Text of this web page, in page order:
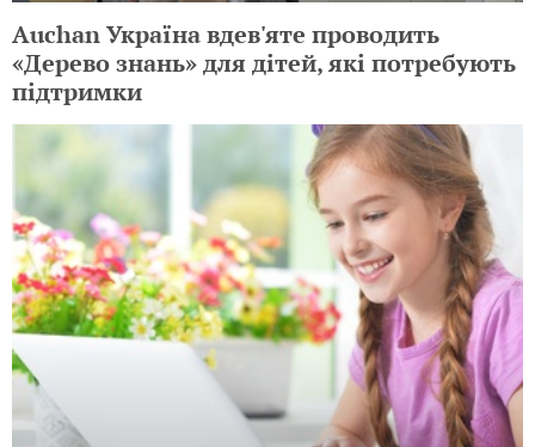
Auchan Україна вдев'яте проводить
«Дерево знань» для дітей, які потребують
підтримки